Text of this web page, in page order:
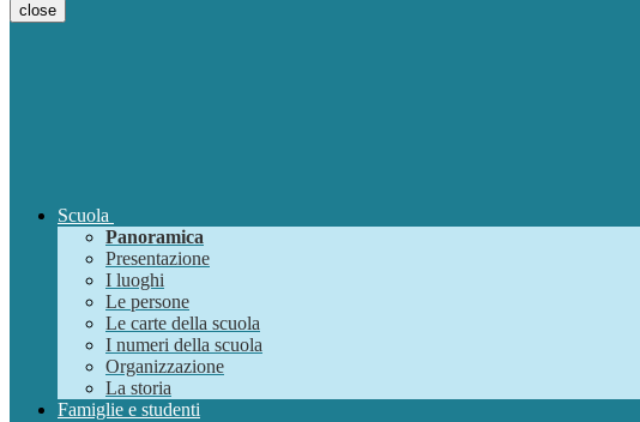
close
Scuola
Panoramica
Presentazione
I luoghi
Le persone
Le carte della scuola
I numeri della scuola
Organizzazione
La storia
Famiglie e studenti